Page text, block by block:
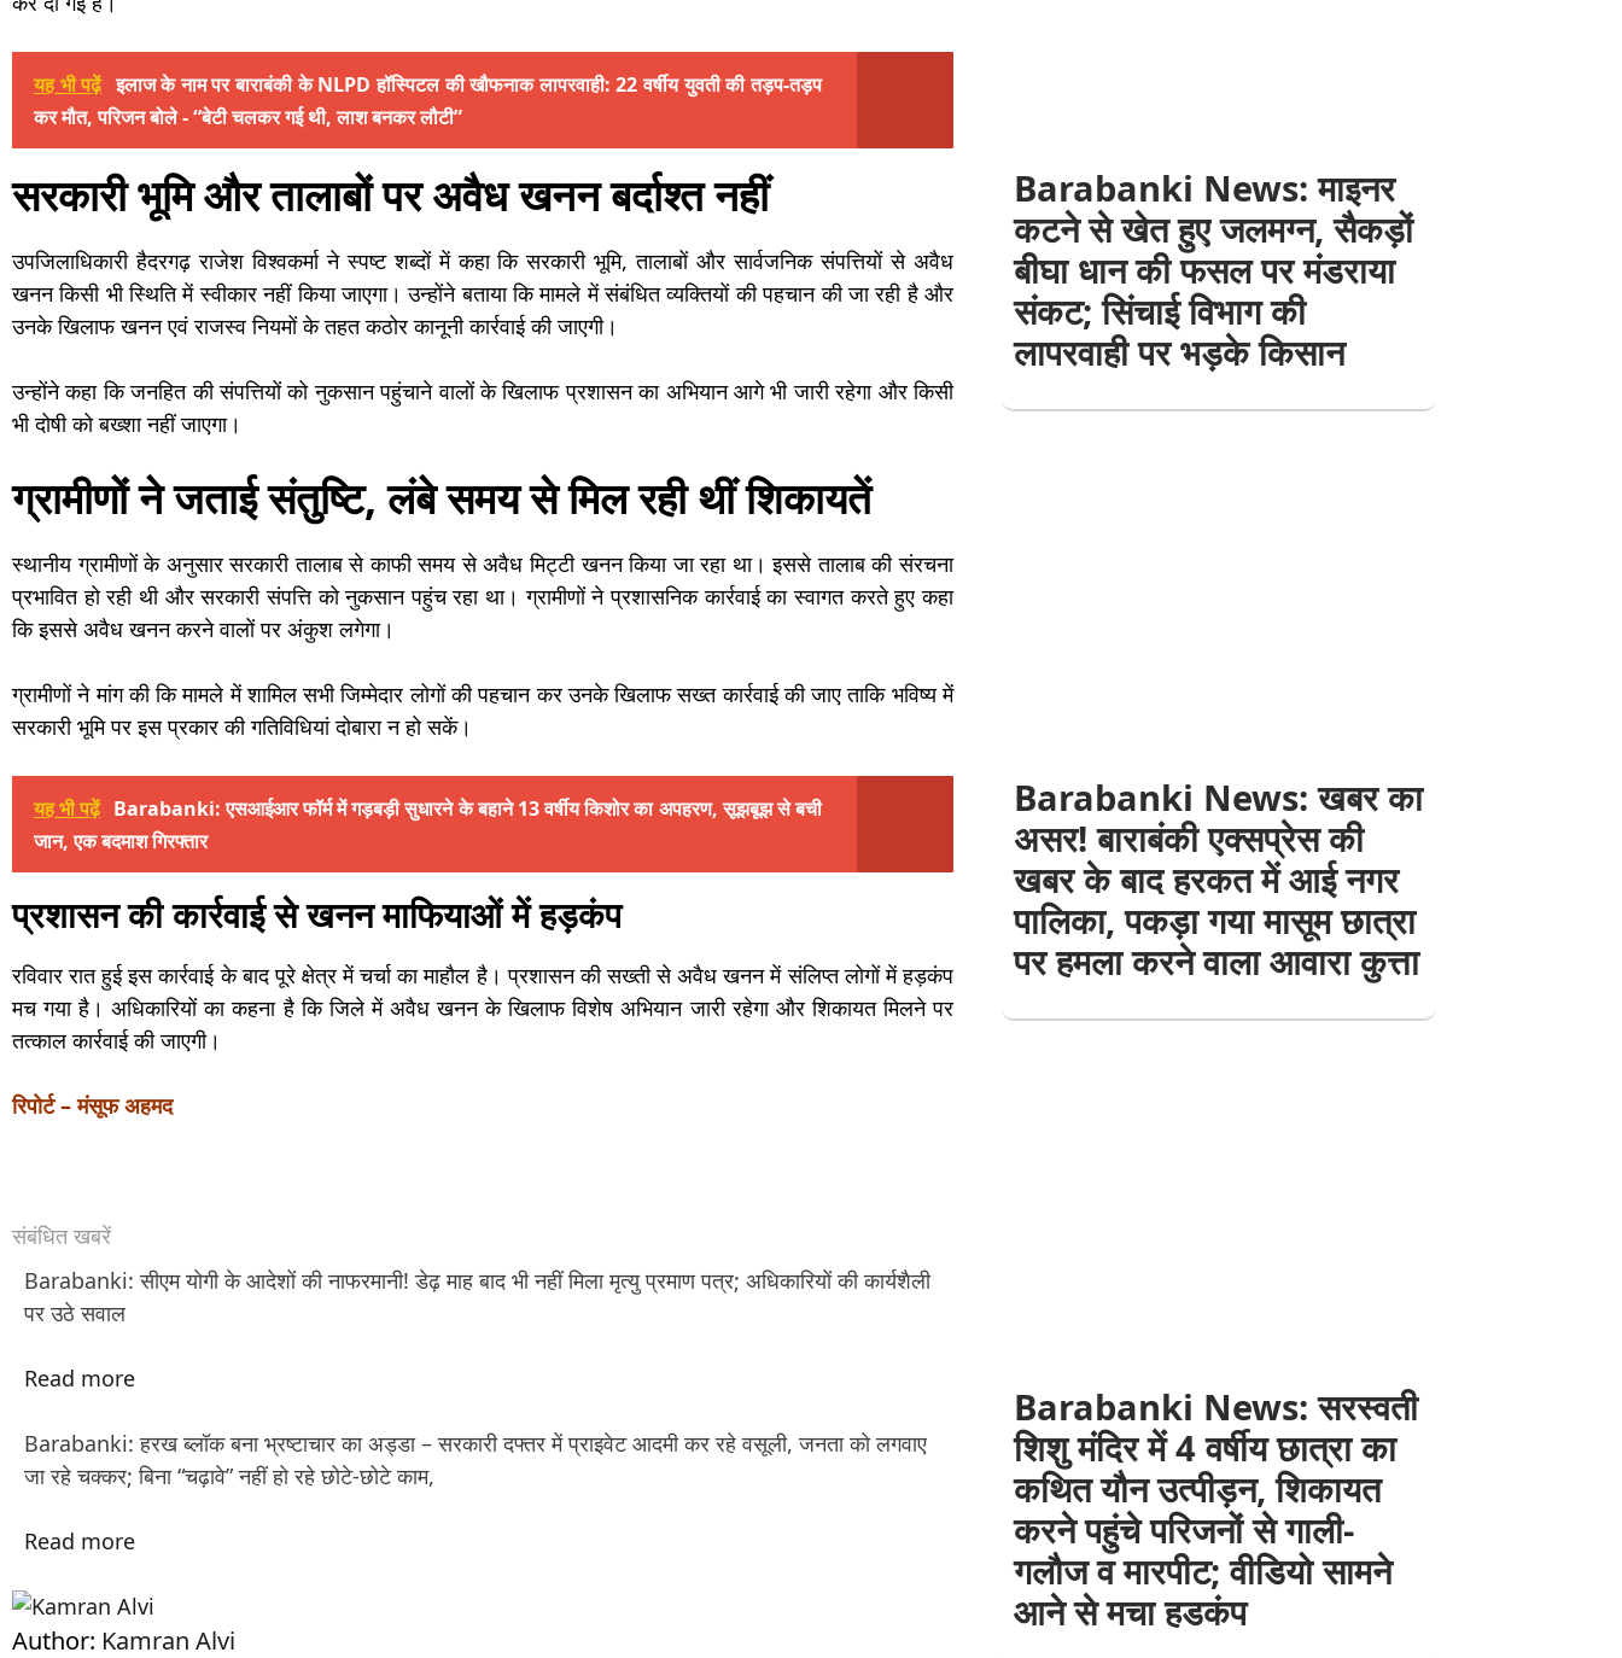
यह भी पढ़ें इलाज के नाम पर बाराबंकी के NLPD हॉस्पिटल की खौफनाक लापरवाही: 22 वर्षीय युवती की तड़प-तड़प
कर मौत, परिजन बोले - “बेटी चलकर गई थी, लाश बनकर लौटी”
सरकारी भूमि और तालाबों पर अवैध खनन बर्दाश्त नहीं
उपजिलाधिकारी हैदरगढ़ राजेश विश्वकर्मा ने स्पष्ट शब्दों में कहा कि सरकारी भूमि, तालाबों और सार्वजनिक संपत्तियों से अवैध
खनन किसी भी स्थिति में स्वीकार नहीं किया जाएगा। उन्होंने बताया कि मामले में संबंधित व्यक्तियों की पहचान की जा रही है और
उनके खिलाफ खनन एवं राजस्व नियमों के तहत कठोर कानूनी कार्रवाई की जाएगी।
उन्होंने कहा कि जनहित की संपत्तियों को नुकसान पहुंचाने वालों के खिलाफ प्रशासन का अभियान आगे भी जारी रहेगा और किसी
भी दोषी को बख्शा नहीं जाएगा।
ग्रामीणों ने जताई संतुष्टि, लंबे समय से मिल रही थीं शिकायतें
स्थानीय ग्रामीणों के अनुसार सरकारी तालाब से काफी समय से अवैध मिट्टी खनन किया जा रहा था। इससे तालाब की संरचना
प्रभावित हो रही थी और सरकारी संपत्ति को नुकसान पहुंच रहा था। ग्रामीणों ने प्रशासनिक कार्रवाई का स्वागत करते हुए कहा
कि इससे अवैध खनन करने वालों पर अंकुश लगेगा।
ग्रामीणों ने मांग की कि मामले में शामिल सभी जिम्मेदार लोगों की पहचान कर उनके खिलाफ सख्त कार्रवाई की जाए ताकि भविष्य में
सरकारी भूमि पर इस प्रकार की गतिविधियां दोबारा न हो सकें।
यह भी पढ़ें Barabanki: एसआईआर फॉर्म में गड़बड़ी सुधारने के बहाने 13 वर्षीय किशोर का अपहरण, सूझबूझ से बची
जान, एक बदमाश गिरफ्तार
प्रशासन की कार्रवाई से खनन माफियाओं में हड़कंप
रविवार रात हुई इस कार्रवाई के बाद पूरे क्षेत्र में चर्चा का माहौल है। प्रशासन की सख्ती से अवैध खनन में संलिप्त लोगों में हड़कंप
मच गया है। अधिकारियों का कहना है कि जिले में अवैध खनन के खिलाफ विशेष अभियान जारी रहेगा और शिकायत मिलने पर
तत्काल कार्रवाई की जाएगी।
रिपोर्ट – मंसूफ अहमद
संबंधित खबरें
Barabanki: सीएम योगी के आदेशों की नाफरमानी! डेढ़ माह बाद भी नहीं मिला मृत्यु प्रमाण पत्र; अधिकारियों की कार्यशैली
पर उठे सवाल
Read more
Barabanki: हरख ब्लॉक बना भ्रष्टाचार का अड्डा – सरकारी दफ्तर में प्राइवेट आदमी कर रहे वसूली, जनता को लगवाए
जा रहे चक्कर; बिना “चढ़ावे” नहीं हो रहे छोटे-छोटे काम,
Read more
Author: Kamran Alvi
Barabanki News: माइनर
कटने से खेत हुए जलमग्न, सैकड़ों
बीघा धान की फसल पर मंडराया
संकट; सिंचाई विभाग की
लापरवाही पर भड़के किसान
Barabanki News: खबर का
असर! बाराबंकी एक्सप्रेस की
खबर के बाद हरकत में आई नगर
पालिका, पकड़ा गया मासूम छात्रा
पर हमला करने वाला आवारा कुत्ता
Barabanki News: सरस्वती
शिशु मंदिर में 4 वर्षीय छात्रा का
कथित यौन उत्पीड़न, शिकायत
करने पहुंचे परिजनों से गाली-
गलौज व मारपीट; वीडियो सामने
आने से मचा हडकंप